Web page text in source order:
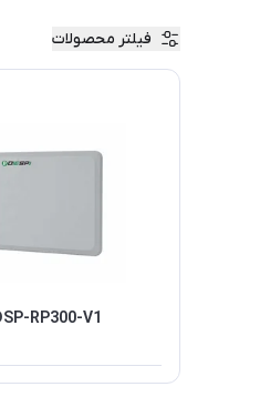
فیلتر محصولات
RP300-V1